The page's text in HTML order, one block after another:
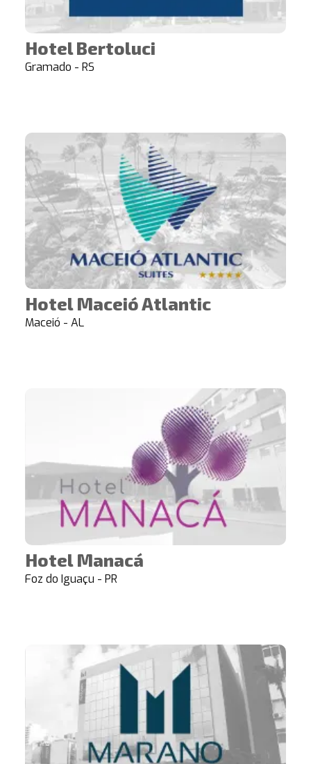
Hotel Bertoluci
Gramado - RS
Hotel Maceió Atlantic
Maceió - AL
Hotel Manacá
Foz do Iguaçu - PR